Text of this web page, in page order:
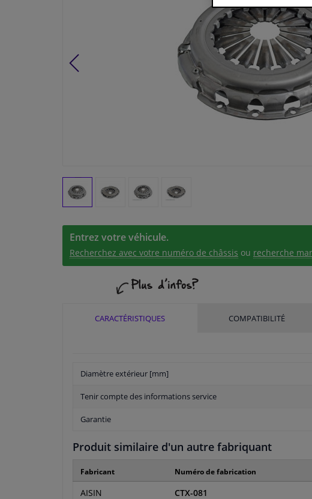
Entrez votre véhicule.
Recherchez avec votre numéro de châssis ou recherche
CARACTÉRISTIQUES COMPATIBILITÉ
Diamètre extérieur [mm]
Tenir compte des informations service
Garantie
Produit similaire d'un autre fabriquant
Fabricant Numéro de fabrication
AISIN CTX-081